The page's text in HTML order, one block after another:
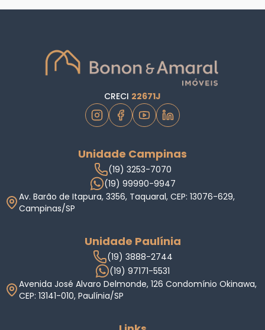
CRECI 22671J
Unidade Campinas
(19) 3253-7070
(19) 99990-9947
Av. Barão de Itapura, 3356, Taquaral, CEP: 13076-629,
Campinas/SP
Unidade Paulínia
(19) 3888-2744
(19) 97171-5531
Avenida José Alvaro Delmonde, 126 Condomínio Okinawa,
CEP: 13141-010, Paulínia/SP